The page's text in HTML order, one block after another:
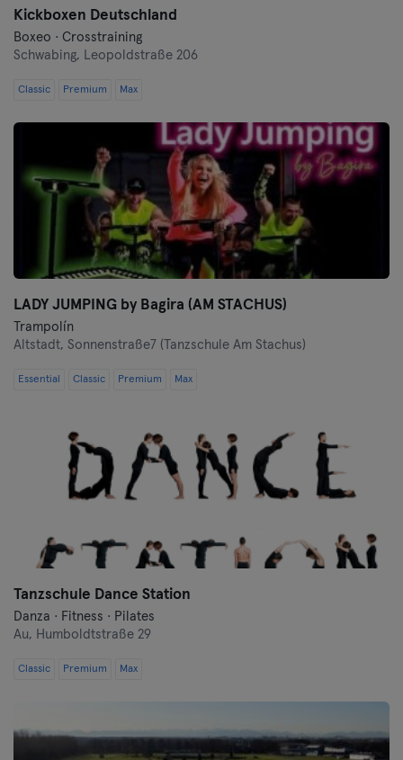
Kickboxen Deutschland
Boxeo · Crosstraining
Schwabing, Leopoldstraße 206
Classic Premium Max
LADY JUMPING by Bagira (AM STACHUS)
Trampolín
Altstadt, Sonnenstraße7 (Tanzschule Am Stachus)
Essential Classic Premium Max
Tanzschule Dance Station
Danza · Fitness · Pilates
Au, Humboldtstraße 29
Classic Premium Max